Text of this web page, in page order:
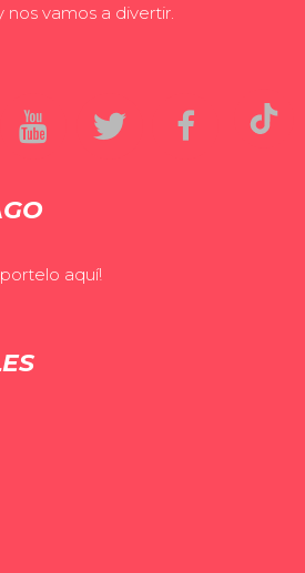
nos vamos a divertir.
aquí!